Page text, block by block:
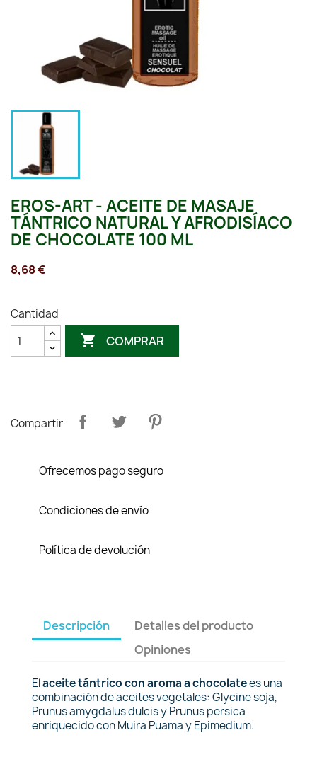
EROS-ART - ACEITE DE MASAJE
TÁNTRICO NATURAL Y AFRODISÍACO
DE CHOCOLATE 100 ML
8,68 €
Cantidad
 COMPRAR
Compartir
Ofrecemos pago seguro
Condiciones de envío
Política de devolución
Descripción
Detalles del producto
Opiniones
Elaceite tántrico con aroma a chocolatees una
combinación de aceites vegetales: Glycine soja,
Prunus amygdalus dulcis y Prunus persica
enriquecido con Muira Puama y Epimedium.